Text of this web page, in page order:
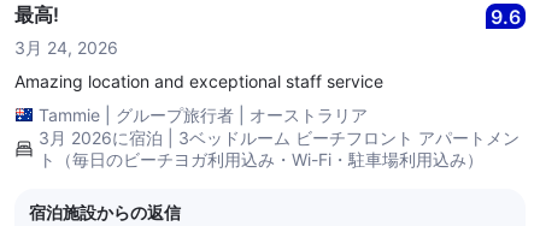
最高! 9.6
3月 24, 2026
Amazing location and exceptional staff service
Tammie
グループ旅行者
オーストラリア
3月 2026に宿泊 | 3ベッドルーム ビーチフロント アパートメン
ト（毎日のビーチヨガ利用込み・Wi-Fi・駐車場利用込み）
宿泊施設からの返信